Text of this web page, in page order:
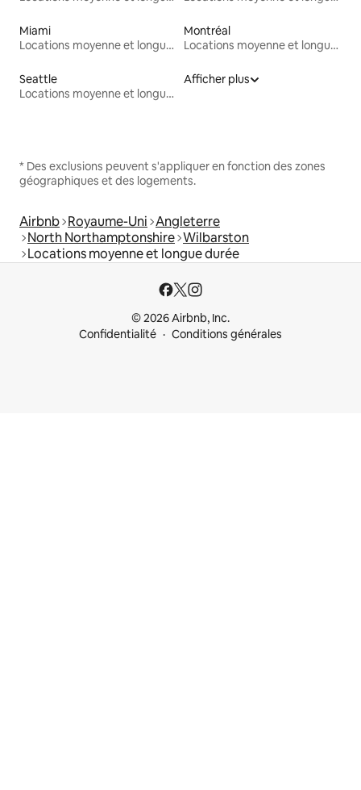
Miami
Locations moyenne et longue durée
Montréal
Locations moyenne et longue durée
Seattle
Locations moyenne et longue durée
Afficher plus
* Des exclusions peuvent s'appliquer en fonction des zones
géographiques et des logements.
Airbnb Royaume-Uni Angleterre
North Northamptonshire Wilbarston
Locations moyenne et longue durée
© 2026 Airbnb, Inc.
Confidentialité
Conditions générales